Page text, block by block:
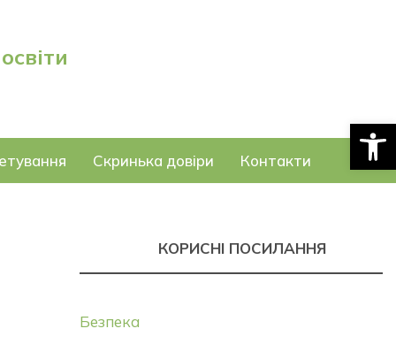
Скринька довіри Контакти
КОРИСНІ ПОСИЛАННЯ
Безпека